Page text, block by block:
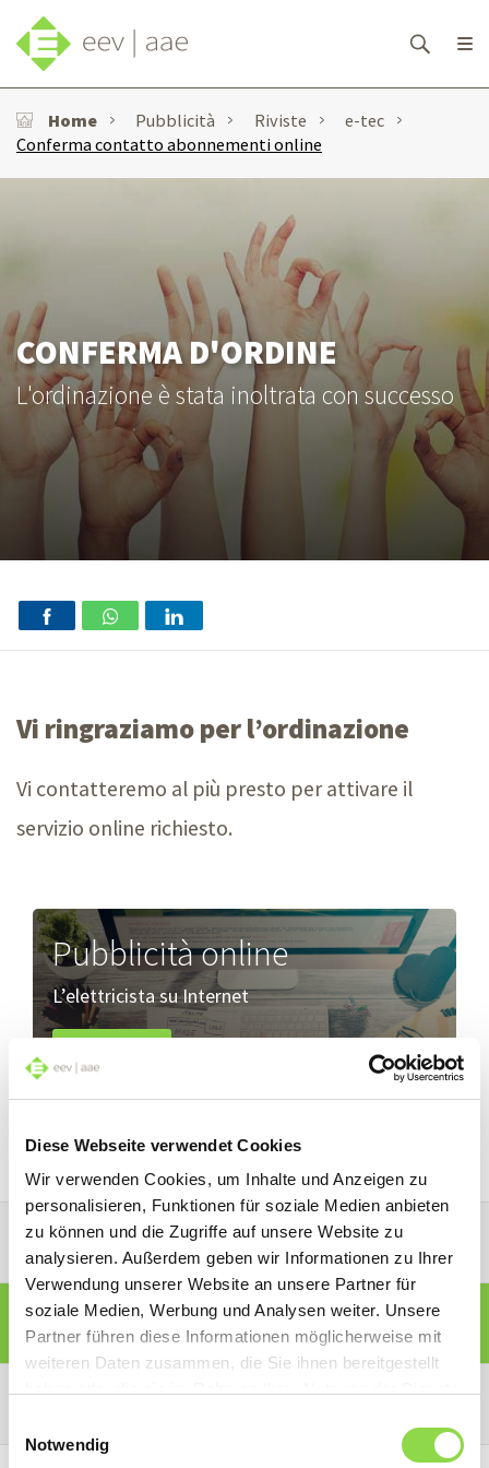
Diese Webseite verwendet Cookies
Wir verwenden Cookies, um Inhalte und Anzeigen zu
personalisieren, Funktionen für soziale Medien anbieten
zu können und die Zugriffe auf unsere Website zu
analysieren. Außerdem geben wir Informationen zu Ihrer
Verwendung unserer Website an unsere Partner für
soziale Medien, Werbung und Analysen weiter. Unsere
Partner führen diese Informationen möglicherweise mit
weiteren Daten zusammen, die Sie ihnen bereitgestellt
Notwendig
Home Pubblicità Riviste
e-tec
Conferma contatto abonnementi online
CONFERMA D'ORDINE
L'ordinazione è stata inoltrata con successo
Vi ringraziamo per l’ordinazione
Vi contatteremo al più presto per attivare il
servizio online richiesto.
Pubblicità online
L’elettricista su Internet
PORTALE PARTNER CONVENZIONATI
PORTALE SOCI
PORTALE CONSUMATORI